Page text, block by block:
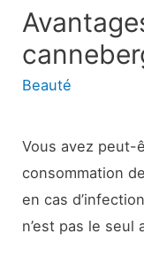
Beauté
Vous avez peut-
consommation
en cas
n’est pas le seul